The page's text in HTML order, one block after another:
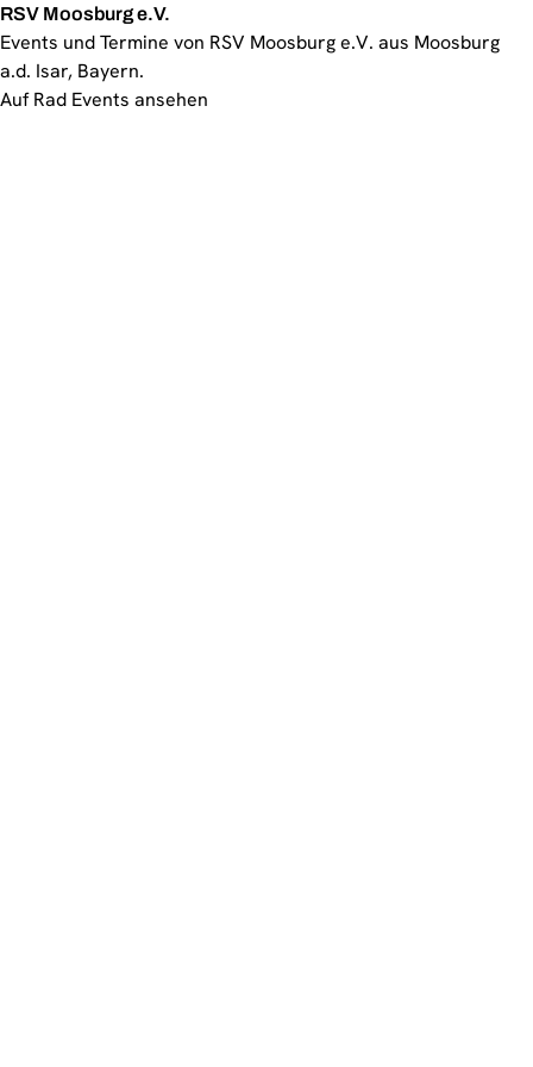
RSV Moosburg e.V.
Events und Termine von RSV Moosburg e.V. aus Moosburg
a.d. Isar, Bayern.
Auf Rad Events ansehen